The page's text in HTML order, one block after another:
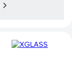
легко, не